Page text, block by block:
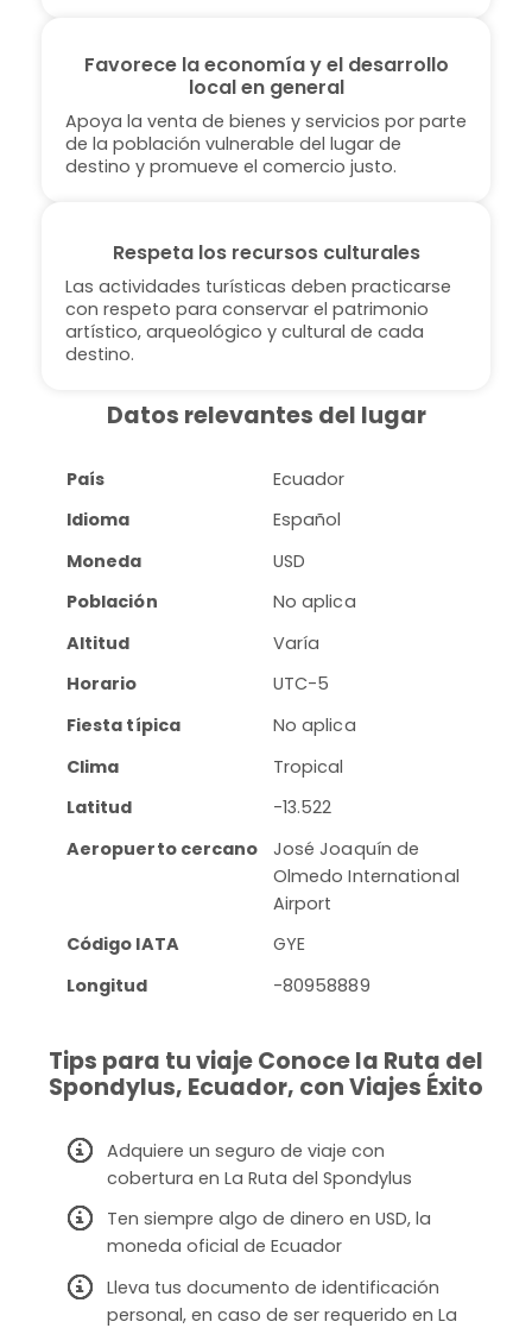
Favorece la economía y el desarrollo
local en general
Apoya la venta de bienes y servicios por parte
de la población vulnerable del lugar de
destino y promueve el comercio justo.
Respeta los recursos culturales
Las actividades turísticas deben practicarse
con respeto para conservar el patrimonio
artístico, arqueológico y cultural de cada
destino.
Datos relevantes del lugar
País
Ecuador
Idioma
Español
Moneda
USD
Población
No aplica
Altitud
Varía
Horario
UTC-5
Fiesta típica
No aplica
Clima
Tropical
Latitud
-13.522
Aeropuerto cercano
José Joaquín de
Olmedo International
Airport
Código IATA
GYE
Longitud
-80958889
Tips para tu viaje Conoce la Ruta del
Spondylus, Ecuador, con Viajes Éxito
Adquiere un seguro de viaje con
cobertura en La Ruta del Spondylus
Ten siempre algo de dinero en USD, la
moneda oficial de Ecuador
Lleva tus documento de identificación
personal, en caso de ser requerido en La